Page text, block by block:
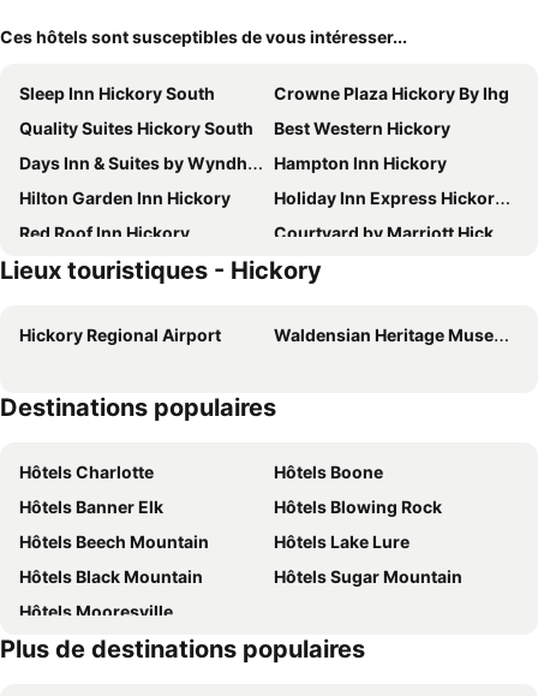
Ces hôtels sont susceptibles de vous intéresser...
Sleep Inn Hickory South
Crowne Plaza Hickory By Ihg
Quality Suites Hickory South
Best Western Hickory
Days Inn & Suites by Wyndham Hickory
Hampton Inn Hickory
Hilton Garden Inn Hickory
Holiday Inn Express Hickory-hickory Mart By Ihg
Red Roof Inn Hickory
Courtyard by Marriott Hickory
Baymont by Wyndham Hickory
Fairfield Inn & Suites by Marriott Hickory
Motel 6 Hickory, NC
Econo Lodge Hickory
MainStay Suites Conover-Hickory
Days Inn by Wyndham Conover-Hickory
Motel 6-Connellys Springs, NC
Lieux touristiques - Hickory
Hickory Regional Airport Waldensian Heritage Museum
Destinations populaires
Hôtels Charlotte
Hôtels Boone
Hôtels Banner Elk
Hôtels Blowing Rock
Hôtels Beech Mountain
Hôtels Lake Lure
Hôtels Black Mountain
Hôtels Sugar Mountain
Hôtels Mooresville
Plus de destinations populaires